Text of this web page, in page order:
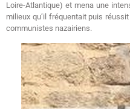
Loire-Atlantique) et mena une
milieux qu’il fréquentait puis
communistes nazairiens.